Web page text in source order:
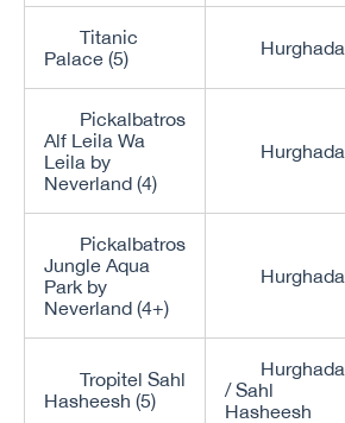
Titanic
Palace (5)
Hurghada
Pickalbatros
Alf Leila Wa
Leila by
Neverland (4)
Hurghada
Pickalbatros
Jungle Aqua
Park by
Neverland (4+)
Hurghada
Tropitel Sahl
Hasheesh (5)
Hurghada
/ Sahl
Hasheesh